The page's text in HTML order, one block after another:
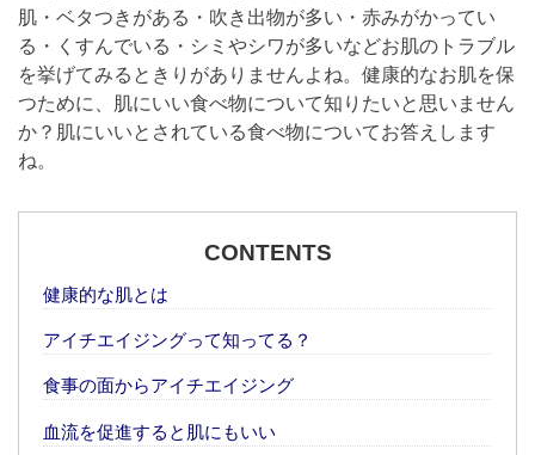
肌・ベタつきがある・吹き出物が多い・赤みがかってい
る・くすんでいる・シミやシワが多いなどお肌のトラブル
を挙げてみるときりがありませんよね。健康的なお肌を保
つために、肌にいい食べ物について知りたいと思いません
か？肌にいいとされている食べ物についてお答えします
ね。
CONTENTS
健康的な肌とは
アイチエイジングって知ってる？
食事の面からアイチエイジング
血流を促進すると肌にもいい